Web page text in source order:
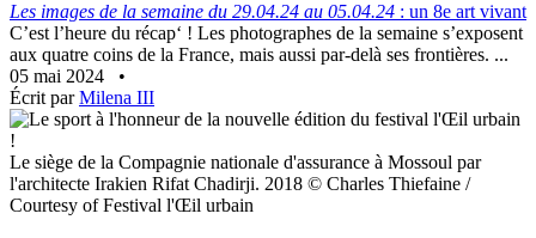
Les images de la semaine du 29.04.24 au 05.04.24 : un 8e art vivant
C’est l’heure du récap‘ ! Les photographes de la semaine s’exposent
aux quatre coins de la France, mais aussi par-delà ses frontières. ...
05 mai 2024
•
Écrit parMilena III
Le siège de la Compagnie nationale d'assurance à Mossoul par
l'architecte Irakien Rifat Chadirji. 2018 © Charles Thiefaine /
Courtesy of Festival l'Œil urbain